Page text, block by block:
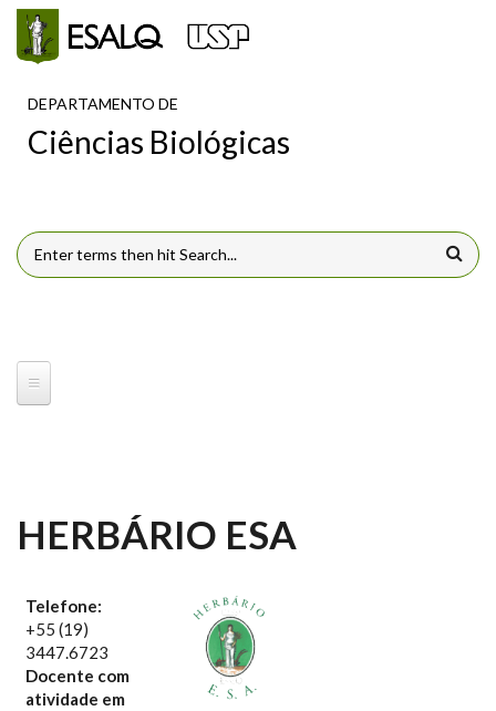
Pular para o conteúdo principal
DEPARTAMENTO DE
Ciências Biológicas
FORMULÁRIO DE BUSCA
HERBÁRIO ESA
Telefone:
+55 (19)
3447.6723
Docente com
atividade em